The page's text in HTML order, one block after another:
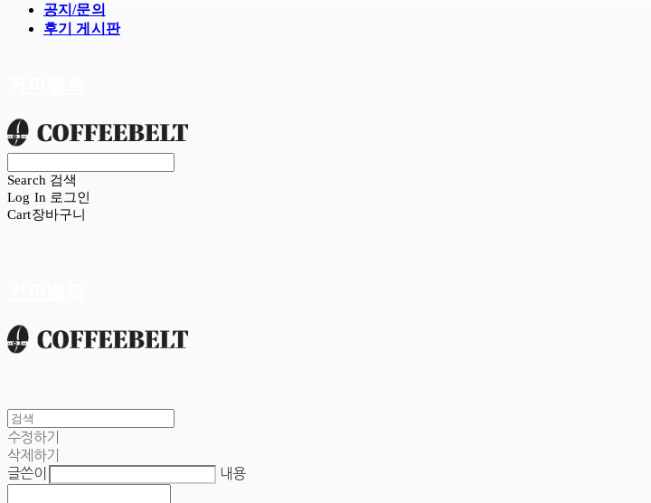
공지/문의
후기 게시판
Search 검색
Log In 로그인
Cart장바구니
수정하기
삭제하기
글쓴이
내용